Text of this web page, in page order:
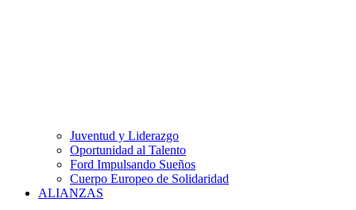
Juventud y Liderazgo
Oportunidad al Talento
Ford Impulsando Sueños
Cuerpo Europeo de Solidaridad
ALIANZAS